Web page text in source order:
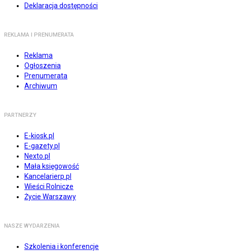
Deklaracja dostępności
REKLAMA I PRENUMERATA
Reklama
Ogłoszenia
Prenumerata
Archiwum
PARTNERZY
E-kiosk.pl
E-gazety.pl
Nexto.pl
Mała księgowość
Kancelarierp.pl
Wieści Rolnicze
Życie Warszawy
NASZE WYDARZENIA
Szkolenia i konferencje